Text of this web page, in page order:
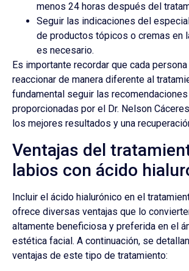
menos 24 horas después del
Seguir las indicaciones del
de productos tópicos o cremas en
es necesario.
Es importante recordar que cada
reaccionar de manera diferente al
fundamental seguir las
proporcionadas por el Dr. Nelson
los mejores resultados y una
Ventajas del
labios con ácido
Incluir el ácido hialurónico en el
ofrece diversas ventajas que lo
altamente beneficiosa y preferida en el
estética facial. A continuación, se
ventajas de este tipo de tratamiento: